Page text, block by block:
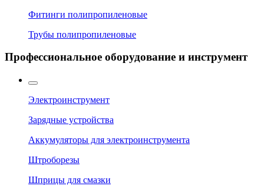
Фитинги полипропиленовые
Трубы полипропиленовые
Профессиональное оборудование и инструмент
Электроинструмент
Зарядные устройства
Аккумуляторы для электроинструмента
Штроборезы
Шприцы для смазки